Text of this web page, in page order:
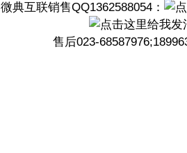
微典互联销售QQ1362588054：
售后023-